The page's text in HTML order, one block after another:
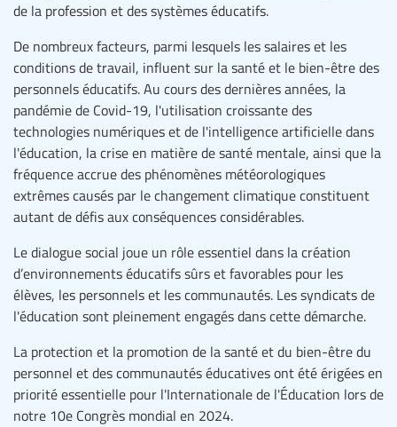
de la profession et des systèmes éducatifs.
De nombreux facteurs, parmi lesquels les salaires et les
conditions de travail, influent sur la santé et le bien-être des
personnels éducatifs. Au cours des dernières années, la
pandémie de Covid-19, l'utilisation croissante des
technologies numériques et de l'intelligence artificielle dans
l'éducation, la crise en matière de santé mentale, ainsi que la
fréquence accrue des phénomènes météorologiques
extrêmes causés par le changement climatique constituent
autant de défis aux conséquences considérables.
Le dialogue social joue un rôle essentiel dans la création
d’environnements éducatifs sûrs et favorables pour les
élèves, les personnels et les communautés. Les syndicats de
l'éducation sont pleinement engagés dans cette démarche.
La protection et la promotion de la santé et du bien-être du
personnel et des communautés éducatives ont été érigées en
priorité essentielle pour l'Internationale de l'Éducation lors de
notre 10e Congrès mondial en 2024.